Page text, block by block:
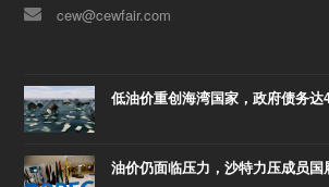
cew@cewfair.com
低油价重创海湾国家，政府债务达
油价仍面临压力，沙特力压成员国